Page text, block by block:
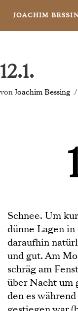
JOACHIM
12.1.
von Joachim Bessing
Schnee. Um
dünne Lagen
daraufhin
und gut. Am
schräg am
über Nacht um
den es